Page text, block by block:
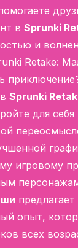
в Sprunki
и
Retake:
Sprunki
для
игровому
предлагает
опыт,
всех